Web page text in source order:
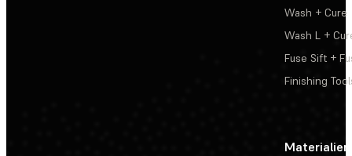
Wash + Cure
Wash L +
Fuse Sift +
Finishing
Materialien